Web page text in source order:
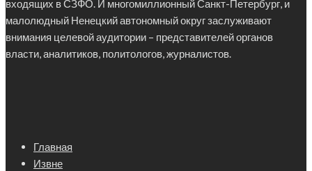
входящих в СЗФО. И многомиллионный Санкт-Петербург, и
малолюдный Ненецкий автономный округ заслуживают
внимания целевой аудитории – представителей органов
власти, аналитиков, политологов, журналистов.
Главная
Извне